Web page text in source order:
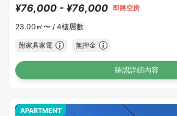
¥76,000 - ¥76,000 即將空房
23.00㎡〜 / 4樓層數
附家具家電 無押金
確認詳細內容
APARTMENT